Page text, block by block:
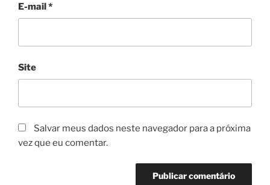
E-mail*
Site
Salvar meus dados neste navegador para a próxima
vez que eu comentar.